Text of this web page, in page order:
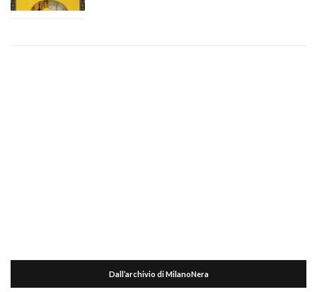
Dall’archivio di MilanoNera